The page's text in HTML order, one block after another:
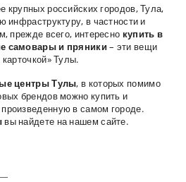
крупных российских городов, Тула,
инфраструктуру, в частности и
прежде всего, интересно купить в
самовары и пряники – эти вещи
карточкой» Тулы.
центры Тулы, в которых помимо
брендов можно купить и
в самом городе.
вы найдете на нашем сайте.